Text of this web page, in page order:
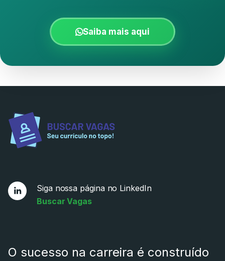
Saiba mais aqui
Siga nossa página no LinkedIn
Buscar Vagas
O sucesso na carreira é construído